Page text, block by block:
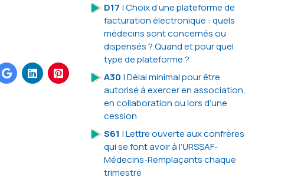
D17 | Choix d’une plateforme de
facturation électronique : quels
médecins sont concernés ou
dispensés ? Quand et pour quel
type de plateforme ?
A30 | Délai minimal pour être
autorisé à exercer en association,
en collaboration ou lors d’une
cession
S61 | Lettre ouverte aux confrères
qui se font avoir à l’URSSAF-
Médecins-Remplaçants chaque
trimestre